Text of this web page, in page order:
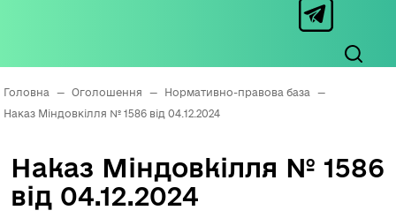
Головна — Оголошення — Нормативно-правова база
—
Наказ Міндовкілля № 1586 від 04.12.2024
Наказ Міндовкілля № 1586
від 04.12.2024